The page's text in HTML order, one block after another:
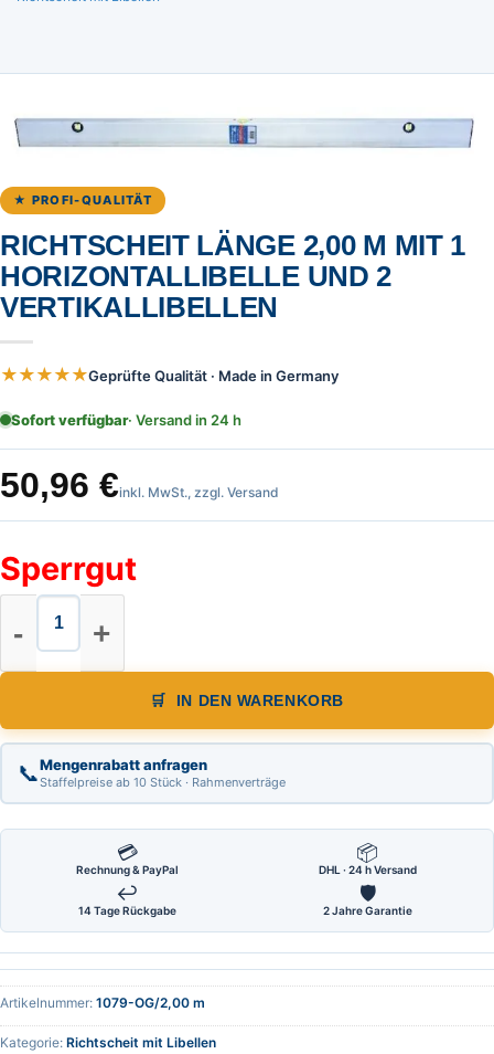
★ PROFI-QUALITÄT
RICHTSCHEIT LÄNGE 2,00 M MIT 1
HORIZONTALLIBELLE UND 2
VERTIKALLIBELLEN
★★★★★Geprüfte Qualität · Made in Germany
Sofort verfügbar· Versand in 24 h
50,96 €inkl. MwSt., zzgl. Versand
Sperrgut
Richtscheit Länge 2,00 m mit 1
IN DEN WARENKORB
📞Mengenrabatt anfragen
Staffelpreise ab 10 Stück · Rahmenverträge
💳
Rechnung & PayPal
📦
DHL · 24 h Versand
↩
14 Tage Rückgabe
🛡
2 Jahre Garantie
Artikelnummer: 1079-OG/2,00 m
Kategorie: Richtscheit mit Libellen